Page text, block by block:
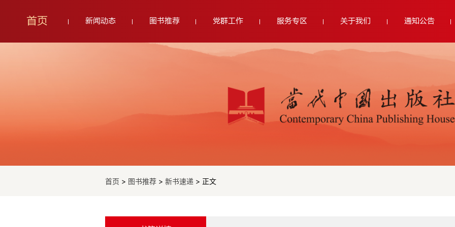
首页 新闻动态 图书推荐 党群工作 服务专区 关于我们 通知公告
首页 > 图书推荐 >新书速递 > 正文